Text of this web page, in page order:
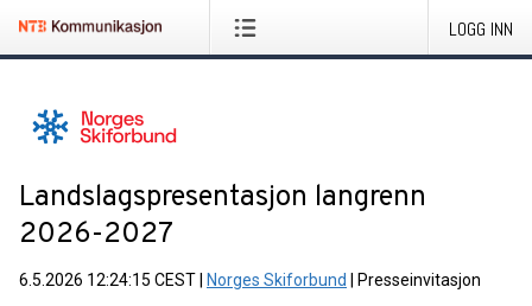
LOGG INN
Landslagspresentasjon langrenn
2026-2027
6.5.2026 12:24:15 CEST Norges Skiforbund Presseinvitasjon